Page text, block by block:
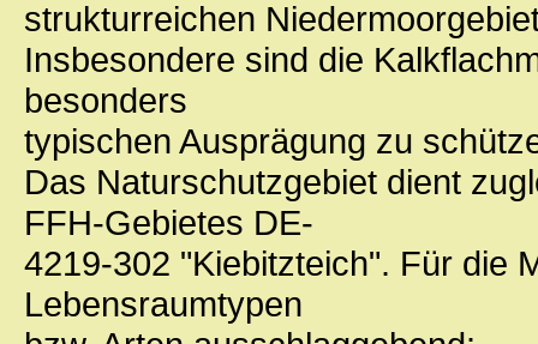
strukturreichen
Insbesondere sind die
besonders
typischen Ausprägung zu
Das Naturschutzgebiet dient
FFH-Gebietes DE-
4219-302 "Kiebitzteich". Für die
Lebensraumtypen